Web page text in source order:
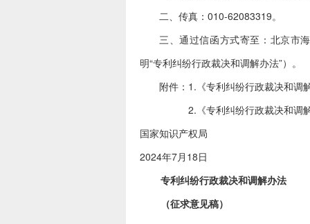
二、传真：010-62083319。
三、通过信函方式寄至：北京市
明“专利纠纷行政裁决和调解办法”）。
附件：1.《专利纠纷行政裁决和调
2.《专利纠纷行政裁决和调解
国家知识产权局
2024年7月18日
专利纠纷行政裁决和调解办法
（征求意见稿）